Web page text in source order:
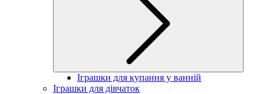
Іграшки для купання у ванній
Іграшки для дівчаток